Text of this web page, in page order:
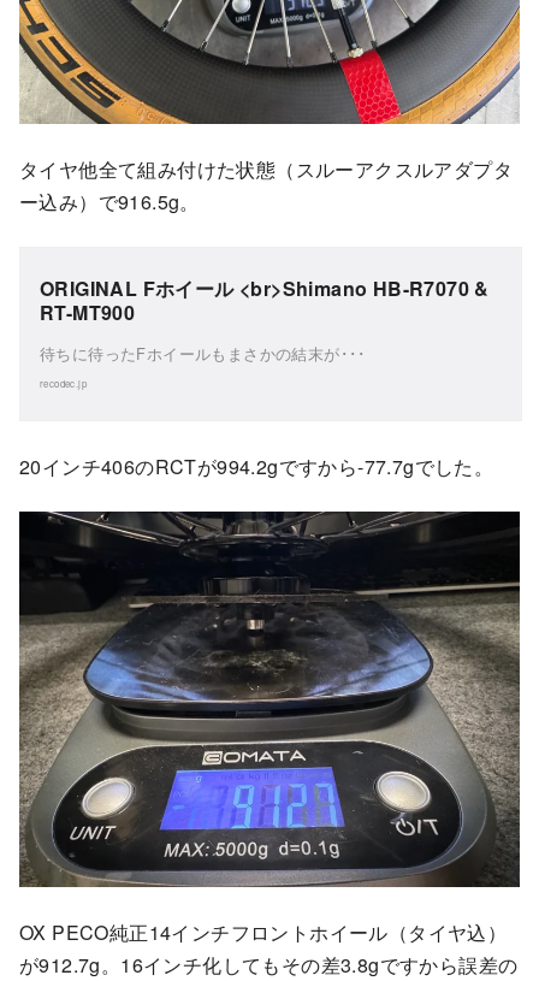
タイヤ他全て組み付けた状態（スルーアクスルアダプタ
ー込み）で916.5g。
ORIGINAL Fホイール <br>Shimano HB-R7070 &
RT-MT900
待ちに待ったFホイールもまさかの結末が･･･
recodec.jp
20インチ406のRCTが994.2gですから-77.7gでした。
OX PECO純正14インチフロントホイール（タイヤ込）
が912.7g。16インチ化してもその差3.8gですから誤差の